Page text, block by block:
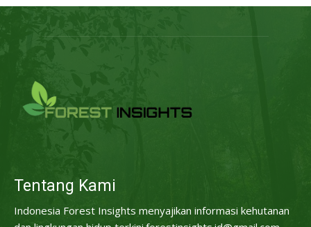
Tentang Kami
Indonesia Forest Insights menyajikan informasi kehutanan